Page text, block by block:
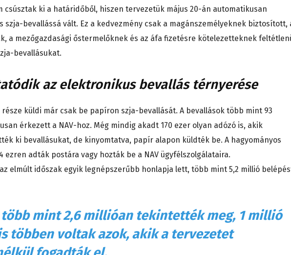
csúsztak ki a határidőből, hiszen tervezetük május 20-án automatikusan
szja-bevallássá vált. Ez a kedvezmény csak a magánszemélyeknek biztosított,
a mezőgazdasági őstermelőknek és az áfa fizetésre kötelezetteknek
bevallásukat.
az elektronikus bevallás térnyerése
része küldi már csak be papíron szja-bevallását. A bevallások több mint 93
érkezett a NAV-hoz. Még mindig akadt 170 ezer olyan adózó is, akik
ki bevallásukat, de kinyomtatva, papír alapon küldték be. A hagyományos
ezren adták postára vagy hozták be a NAV ügyfélszolgálataira.
az elmúlt időszak egyik legnépszerűbb honlapja lett, több mint 5,2 millió
mint 2,6 millióan tekintették meg, 1 millió
többen voltak azok, akik a tervezetet